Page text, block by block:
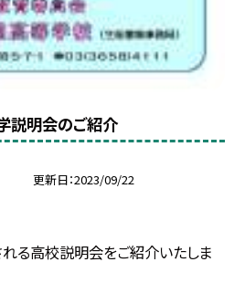
説明会のご紹介
更新日 2023/09/22
れる高校説明会をご紹介いたしま